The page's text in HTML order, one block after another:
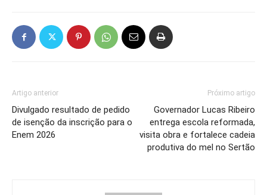
Artigo anterior
Divulgado resultado de pedido
de isenção da inscrição para o
Enem 2026
Próximo artigo
Governador Lucas Ribeiro
entrega escola reformada,
visita obra e fortalece cadeia
produtiva do mel no Sertão